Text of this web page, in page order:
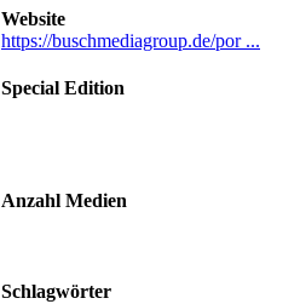
Website
https://buschmediagroup.de/por ...
Special Edition
Anzahl Medien
Schlagwörter